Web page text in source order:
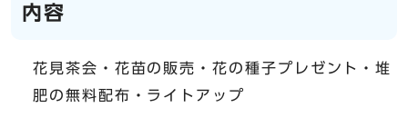
内容
花見茶会・花苗の販売・花の種子プレゼント・堆
肥の無料配布・ライトアップ